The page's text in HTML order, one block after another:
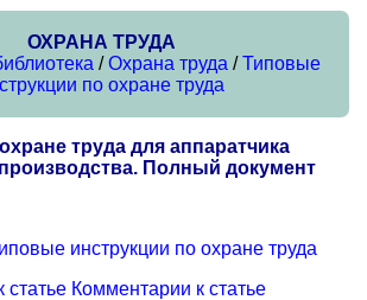
ОХРАНА ТРУДА
/Охрана труда /Типовые
по охране труда
труда для аппаратчика
Полный документ
инструкции по охране труда
Комментарии к статье